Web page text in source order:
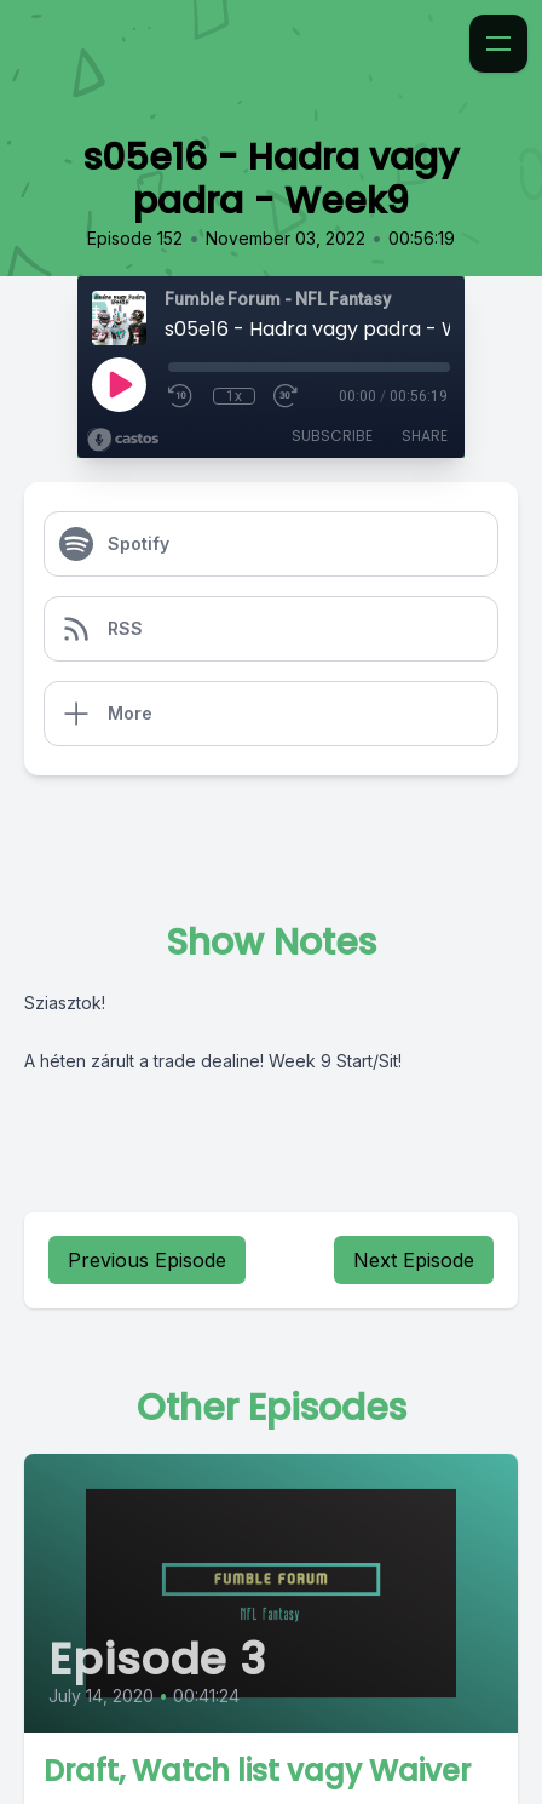
s05e16 - Hadra vagy
padra - Week9
Episode 152 • November 03, 2022 • 00:56:19
Fumble Forum - NFL Fantasy
s05e16 - Hadra vagy padra - Week9
1x 00:00 / 00:56:19
SUBSCRIBE SHARE
Spotify
RSS
More
Show Notes
Sziasztok!
A héten zárult a trade dealine! Week 9 Start/Sit!
Previous Episode Next Episode
Other Episodes
Episode 3
July 14, 2020 • 00:41:24
Draft, Watch list vagy Waiver